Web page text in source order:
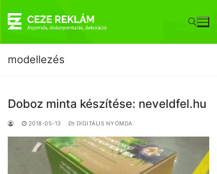
tartalomra
modellezés
Doboz minta készítése: neveldfel.hu
2018-05-13 DIGITÁLIS NYOMDA